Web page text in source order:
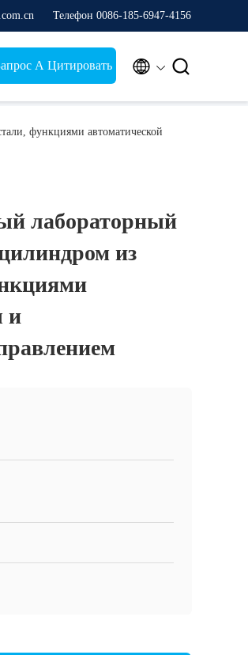
Телефон 0086-185-6947-4156
А Цитировать  
функциями автоматической
лабораторный
из
и